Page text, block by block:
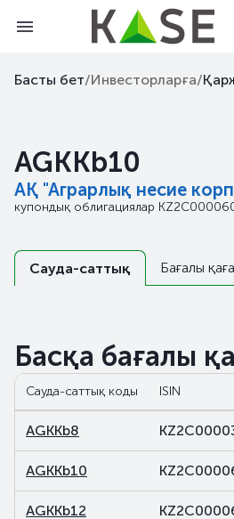
Басты бет/Инвесторларға/
AGKKb10
АҚ "Аграрлық несие
купондық облигациялар
Сауда-саттық Бағалы
Басқа бағалы
Сауда-саттық коды ISIN
AGKKb8
AGKKb10
AGKKb12